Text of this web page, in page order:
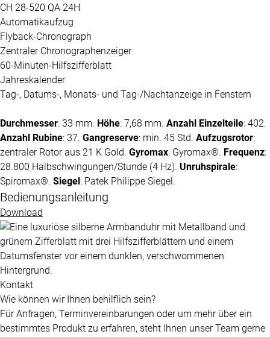
CH 28-520 QA 24H
Automatikaufzug
Flyback-Chronograph
Zentraler Chronographenzeiger
60-Minuten-Hilfszifferblatt
Jahreskalender
Tag-, Datums-, Monats- und Tag-/Nachtanzeige in Fenstern
Durchmesser: 33 mm. Höhe: 7,68 mm. Anzahl Einzelteile: 402.
Anzahl Rubine: 37. Gangreserve: min. 45 Std. Aufzugsrotor:
zentraler Rotor aus 21 K Gold. Gyromax: Gyromax®. Frequenz:
28.800 Halbschwingungen/Stunde (4 Hz). Unruhspirale:
Spiromax®. Siegel: Patek Philippe Siegel.
Bedienungsanleitung
Download
Kontakt
Wie können wir Ihnen behilflich sein?
Für Anfragen, Terminvereinbarungen oder um mehr über ein
bestimmtes Produkt zu erfahren, steht Ihnen unser Team gerne